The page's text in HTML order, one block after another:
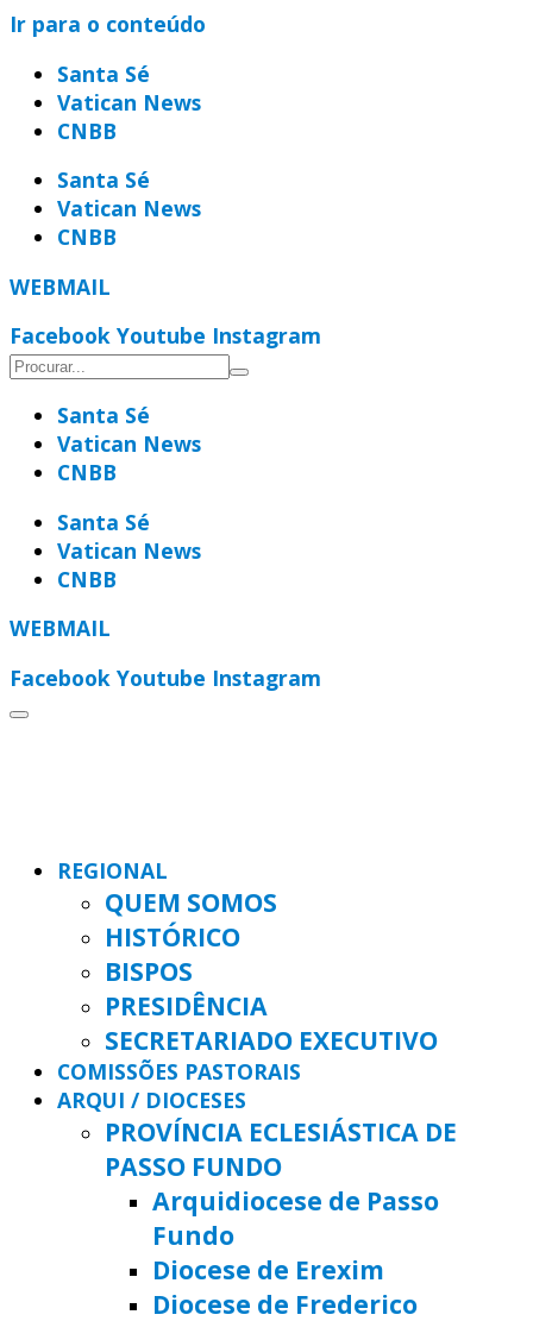
Ir para o conteúdo
Santa Sé
Vatican News
CNBB
Santa Sé
Vatican News
CNBB
WEBMAIL
Facebook Youtube Instagram
Santa Sé
Vatican News
CNBB
Santa Sé
Vatican News
CNBB
WEBMAIL
Facebook Youtube Instagram
REGIONAL
QUEM SOMOS
HISTÓRICO
BISPOS
PRESIDÊNCIA
SECRETARIADO EXECUTIVO
COMISSÕES PASTORAIS
ARQUI / DIOCESES
PROVÍNCIA ECLESIÁSTICA DE
PASSO FUNDO
Arquidiocese de Passo
Fundo
Diocese de Erexim
Diocese de Frederico